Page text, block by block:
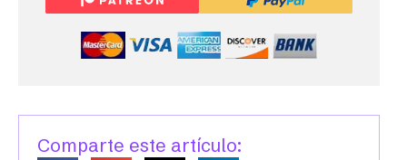
Comparte este artículo: